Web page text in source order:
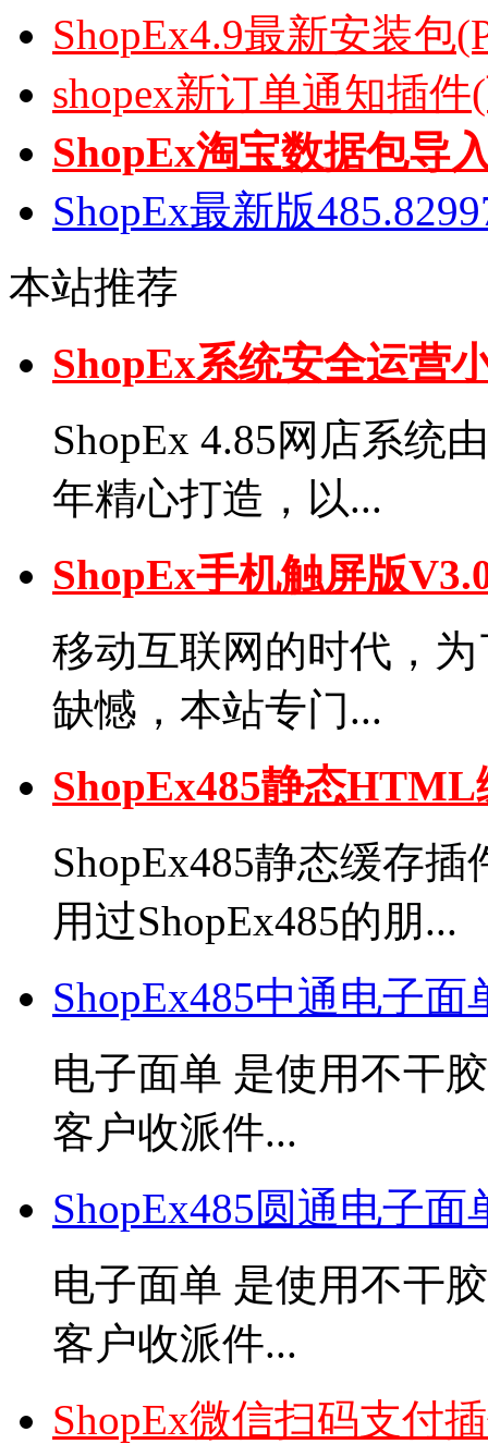
ShopEx4.9最新安装包
shopex新订单通知插件
ShopEx淘宝数据包导
ShopEx最新版
本站推荐
ShopEx系统安全运营
ShopEx 4.85网店系统
年精心打造，以...
ShopEx手机触屏版
移动互联网的时代，
缺憾，本站专门...
ShopEx485静态
ShopEx485静态缓存
用过ShopEx485的朋...
ShopEx485中通电子面
电子面单 是使用不干
客户收派件...
ShopEx485圆通电子面
电子面单 是使用不干
客户收派件...
ShopEx微信扫码支付